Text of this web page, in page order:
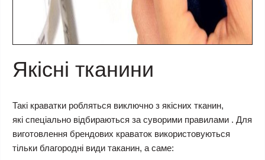
Якісні тканини
Такі краватки робляться виключно з якісних тканин,
які спеціально відбираються за суворими правилами . Для
виготовлення брендових краваток використовуються
тільки благородні види таканин, а саме: